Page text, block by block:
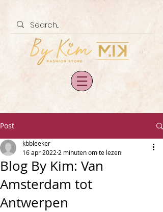
Post
Blog By Kim: Van
Amsterdam tot
Antwerpen
kbbleeker
16 apr 2022 2 minuten om te lezen